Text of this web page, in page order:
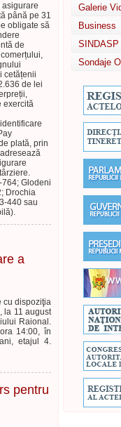
până pe 31
obligate să
de
cetățenii
de lei
exercită
plată, prin
Glodeni
Drochia
440 sau
a
cu dispoziţia
la 11 august
Raional.
14:00, în
etajul 4.
pentru
Galerie
Business
SINDASP
Sondaje